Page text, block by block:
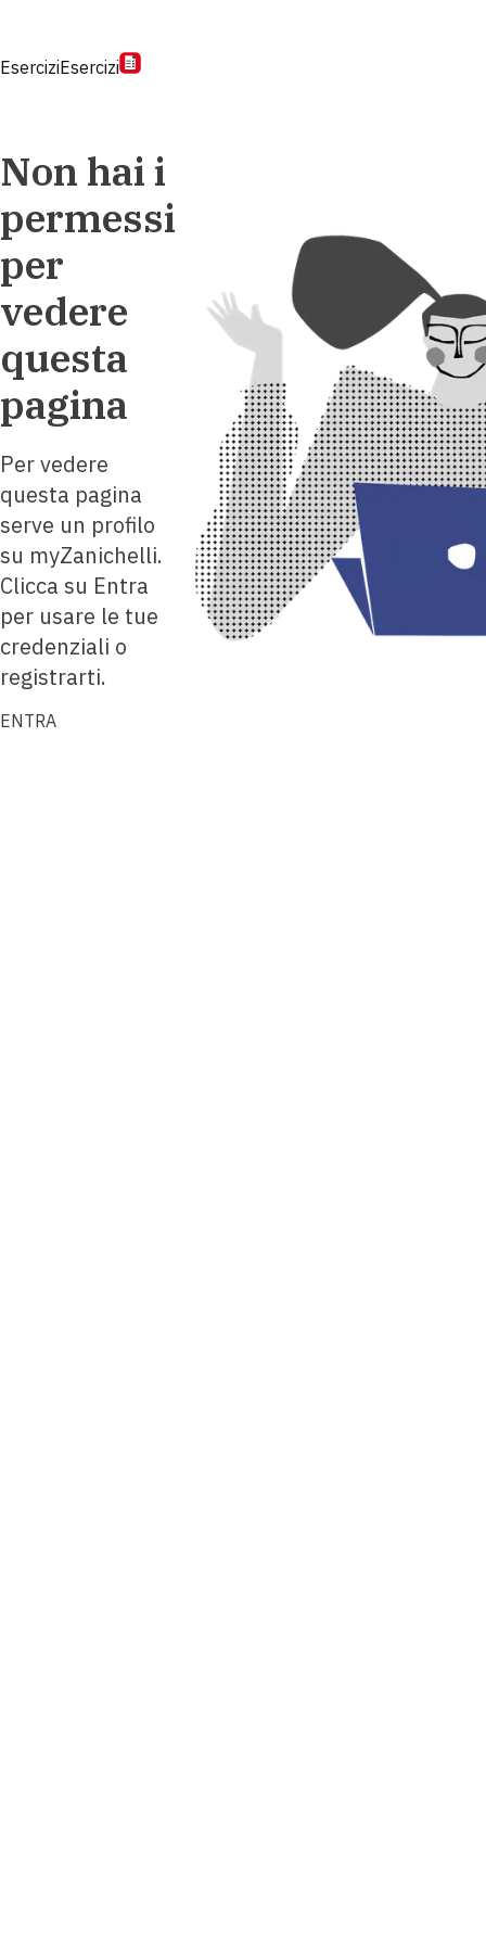
EserciziEsercizi
Non hai i
permessi
per
vedere
questa
pagina
Per vedere
questa pagina
serve un profilo
su myZanichelli.
Clicca su Entra
per usare le tue
credenziali o
registrarti.
ENTRA